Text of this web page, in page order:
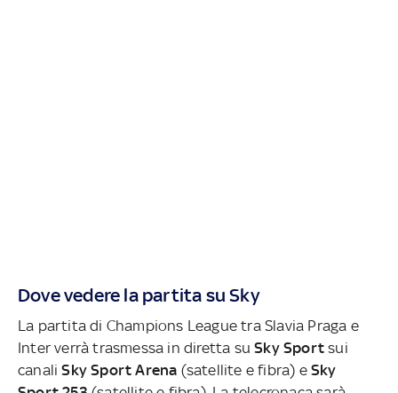
Dove vedere la partita su Sky
La partita di Champions League tra Slavia Praga e
Inter verrà trasmessa in diretta suSky Sport sui
canaliSky Sport Arena (satellite e fibra) eSky